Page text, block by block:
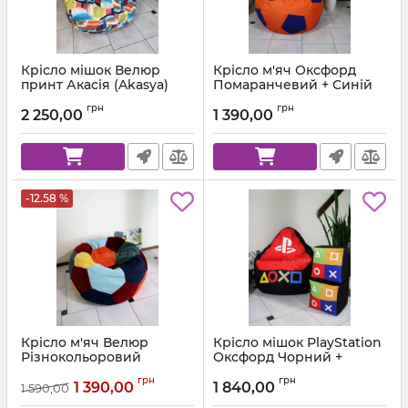
Крісло мішок Велюр
принт Акасія (Akasya)
2 250,00 грн
Крісло м'яч Оксфорд
Помаранчевий + Синій
1 390,00 грн
-12.58 %
Крісло м'яч Велюр
Різнокольоровий
1 590,00 1 390,00 грн
Крісло мішок PlayStation
Оксфорд Чорний +
Артикул: km-ps-ox-001-162-xl
1 840,00 грн